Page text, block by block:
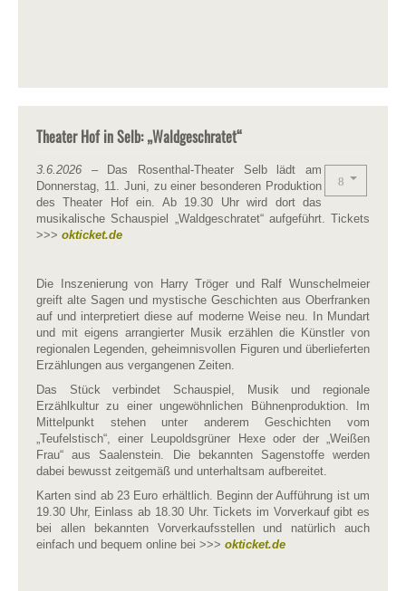
Theater Hof in Selb: „Waldgeschratet“
3.6.2026 – Das Rosenthal-Theater Selb lädt am
Donnerstag, 11. Juni, zu einer besonderen Produktion
des Theater Hof ein. Ab 19.30 Uhr wird dort das
musikalische Schauspiel „Waldgeschratet“ aufgeführt. Tickets
>>> okticket.de
Die Inszenierung von Harry Tröger und Ralf Wunschelmeier
greift alte Sagen und mystische Geschichten aus Oberfranken
auf und interpretiert diese auf moderne Weise neu. In Mundart
und mit eigens arrangierter Musik erzählen die Künstler von
regionalen Legenden, geheimnisvollen Figuren und überlieferten
Erzählungen aus vergangenen Zeiten.
Das Stück verbindet Schauspiel, Musik und regionale
Erzählkultur zu einer ungewöhnlichen Bühnenproduktion. Im
Mittelpunkt stehen unter anderem Geschichten vom
„Teufelstisch“, einer Leupoldsgrüner Hexe oder der „Weißen
Frau“ aus Saalenstein. Die bekannten Sagenstoffe werden
dabei bewusst zeitgemäß und unterhaltsam aufbereitet.
Karten sind ab 23 Euro erhältlich. Beginn der Aufführung ist um
19.30 Uhr, Einlass ab 18.30 Uhr. Tickets im Vorverkauf gibt es
bei allen bekannten Vorverkaufsstellen und natürlich auch
einfach und bequem online bei >>> okticket.de